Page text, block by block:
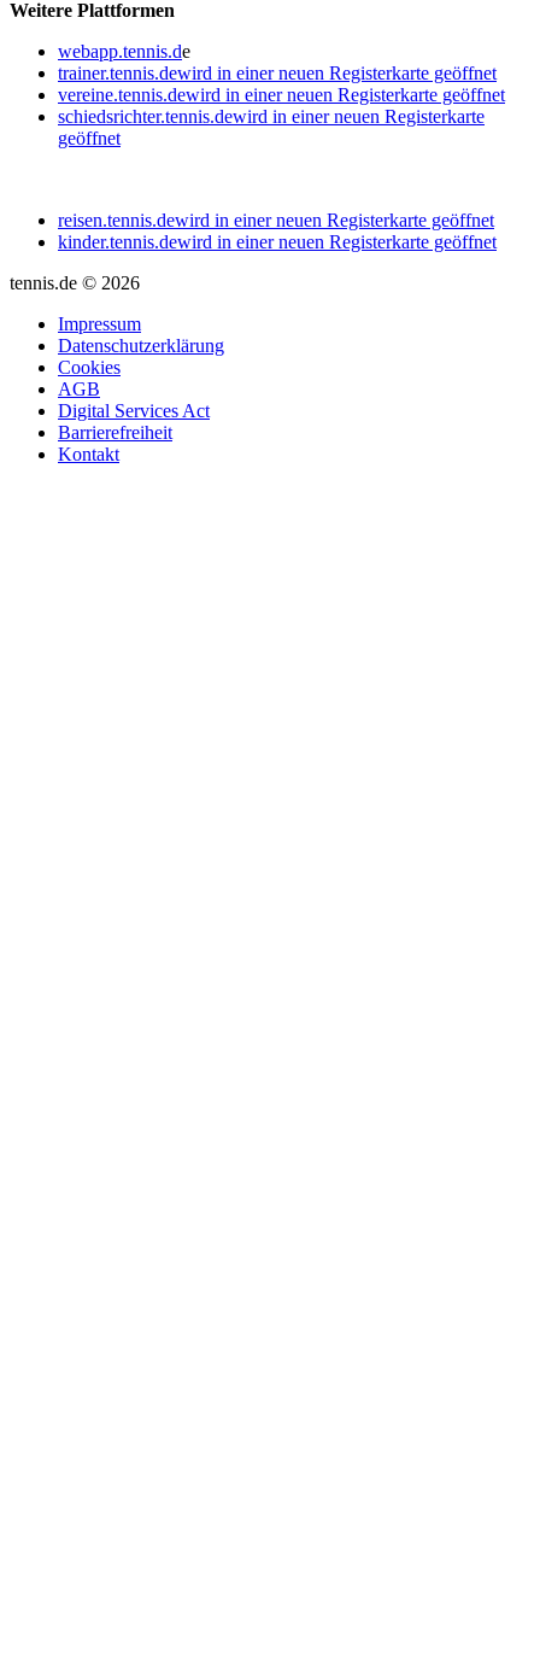
Weitere Plattformen
webapp.tennis.de
trainer.tennis.dewird in einer neuen Registerkarte geöffnet
vereine.tennis.dewird in einer neuen Registerkarte geöffnet
schiedsrichter.tennis.dewird in einer neuen Registerkarte
geöffnet
reisen.tennis.dewird in einer neuen Registerkarte geöffnet
kinder.tennis.dewird in einer neuen Registerkarte geöffnet
tennis.de © 2026
Impressum
Datenschutzerklärung
Cookies
AGB
Digital Services Act
Barrierefreiheit
Kontakt